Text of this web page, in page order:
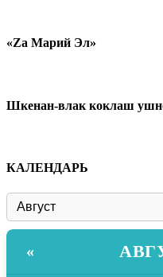
«Zа Марий Эл»
Шкенан-влак коклаш
КАЛЕНДАРЬ
«